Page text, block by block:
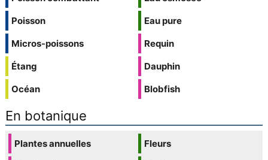
Poisson
Micros-poissons
Étang
Océan
Eau pure
Requin
Dauphin
Blobfish
En botanique
Plantes annuelles
Fleurs